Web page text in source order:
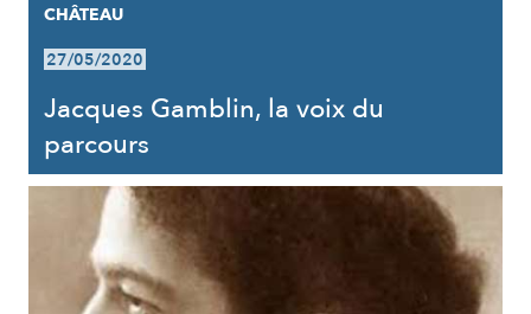
CHÂTEAU
27/05/2020
Jacques Gamblin, la voix du
parcours